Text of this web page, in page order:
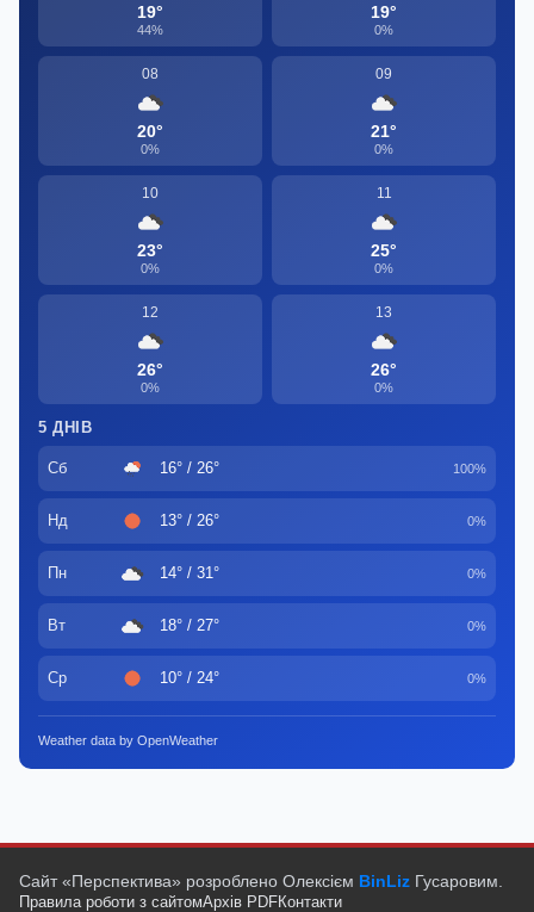
19°
44%
19°
0%
08
20°
0%
09
21°
0%
10
23°
0%
11
25°
0%
12
26°
0%
13
26°
0%
5 ДНІВ
Сб 16° / 26° 100%
Нд 13° / 26° 0%
Пн 14° / 31° 0%
Вт 18° / 27° 0%
Ср 10° / 24° 0%
Weather data by OpenWeather
Сайт «Перспектива» розроблено Олексієм BinLiz Гусаровим.
Правила роботи з сайтомАрхів PDFКонтакти